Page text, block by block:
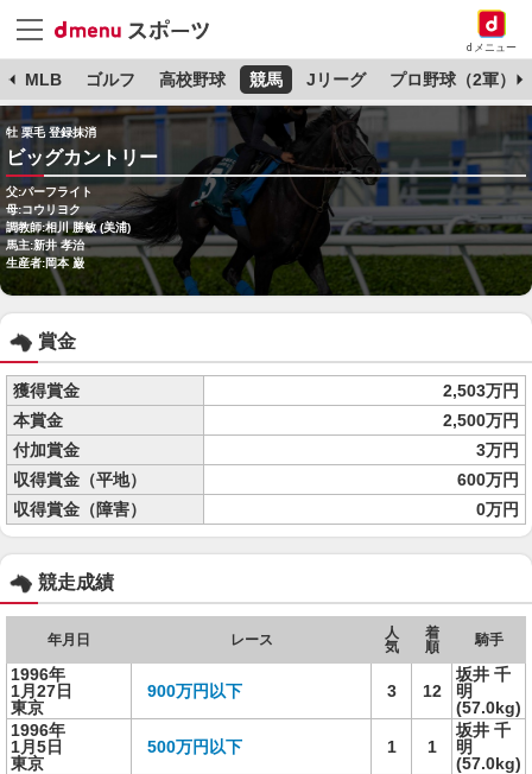
dメニュー
MLB ゴルフ 高校野球 競馬 Jリーグ プロ野球（2軍）
牡 栗毛 登録抹消
ビッグカントリー
父:パーフライト
母:コウリヨク
調教師:相川 勝敏 (美浦)
馬主:新井 孝治
生産者:岡本 巌
賞金
獲得賞金
2,503万円
本賞金
2,500万円
付加賞金
3万円
収得賞金（平地）
600万円
収得賞金（障害）
0万円
競走成績
年月日 レース
人
気
着
順
騎手
1996年
1月27日
東京
900万円以下 3 12
坂井 千
明
(57.0kg)
1996年
1月5日
東京
500万円以下 1 1
坂井 千
明
(57.0kg)